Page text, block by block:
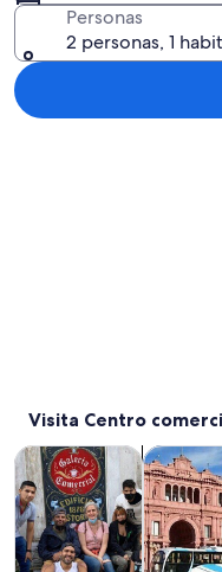
Personas
2 personas, 1
Visita Centro
Tours y excursiones de
Cultura